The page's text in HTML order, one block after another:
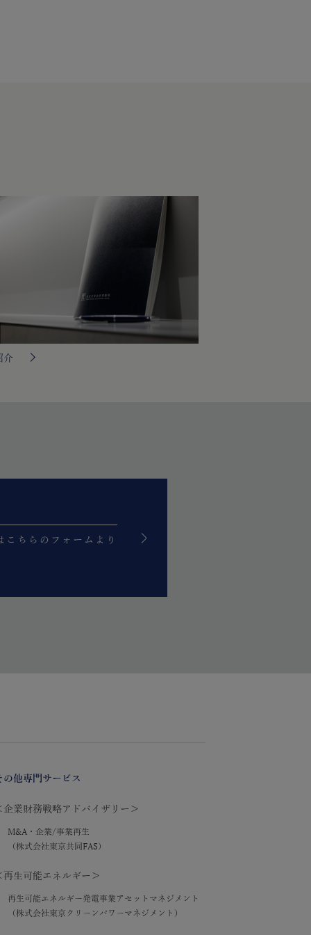
介
ちらのフォームより
の他専門サービス
企業財務戦略アドバイザリー＞
M&A・企業/事業再生
（株式会社東京共同FAS）
再生可能エネルギー＞
再生可能エネルギー発電事業アセットマネジメント
（株式会社東京クリーンパワーマネジメント）